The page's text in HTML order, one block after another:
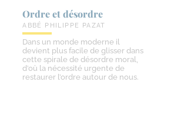
Ordre et désordre
ABBÉ PHILIPPE PAZAT
Dans un monde moderne il
devient plus facile de glisser dans
cette spirale de désordre moral,
d’où la nécessité urgente de
restaurer l’ordre autour de nous.